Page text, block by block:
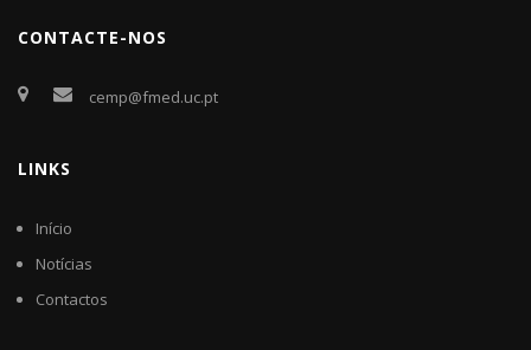
CONTACTE-NOS
cemp@fmed.uc.pt
LINKS
Início
Notícias
Contactos